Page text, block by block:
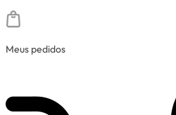
Meus pedidos